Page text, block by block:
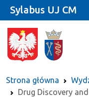
Strona główna
Drug Discovery
Sylabus UJ CM